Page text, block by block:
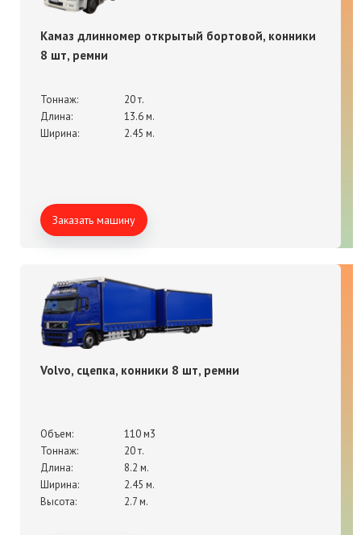
Камаз длинномер открытый бортовой, конники
8 шт, ремни
Тоннаж:
20 т.
Длина:
13.6 м.
Ширина:
2.45 м.
Заказать машину
Volvo, сцепка, конники 8 шт, ремни
Объем:
110 м3
Тоннаж:
20 т.
Длина:
8.2 м.
Ширина:
2.45 м.
Высота:
2.7 м.